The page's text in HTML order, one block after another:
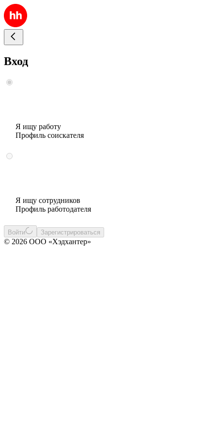
Вход
Я ищу работу
Профиль соискателя
Я ищу сотрудников
Профиль работодателя
Войти Зарегистрироваться
© 2026 ООО «Хэдхантер»